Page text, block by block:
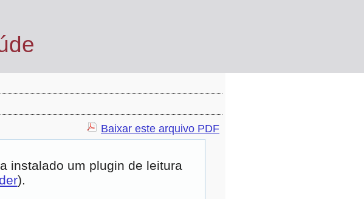
Baixar este arquivo PDF
instalado um plugin de leitura
).